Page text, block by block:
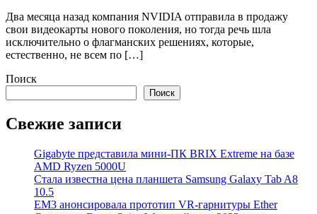
Два месяца назад компания NVIDIA отправила в продажу
свои видеокарты нового поколения, но тогда речь шла
исключительно о флагманских решениях, которые,
естественно, не всем по […]
Поиск
Поиск
Свежие записи
Gigabyte представила мини-ПК BRIX Extreme на базе
AMD Ryzen 5000U
Стала известна цена планшета Samsung Galaxy Tab A8
10.5
EM3 анонсировала прототип VR-гарнитуры Ether